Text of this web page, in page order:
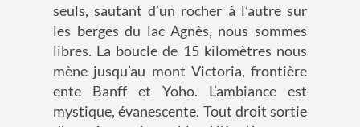
seuls, sautant d’un rocher à l’autre sur
les berges du lac Agnès, nous sommes
libres. La boucle de 15 kilomètres nous
mène jusqu’au mont Victoria, frontière
ente Banff et Yoho. L’ambiance est
mystique, évanescente. Tout droit sortie